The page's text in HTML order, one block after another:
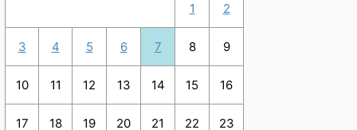
1 2
3 4 5 6 7 8 9
10 11 12 13 14 15 16
17 18 19 20 21 22 23